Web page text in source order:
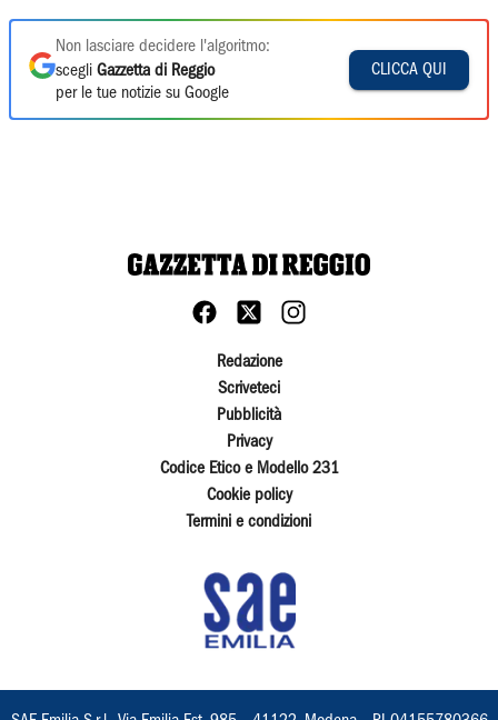
Non lasciare decidere l'algoritmo:
scegli Gazzetta di Reggio
per le tue notizie su Google
CLICCA QUI
Redazione
Scriveteci
Pubblicità
Privacy
Codice Etico e Modello 231
Cookie policy
Termini e condizioni